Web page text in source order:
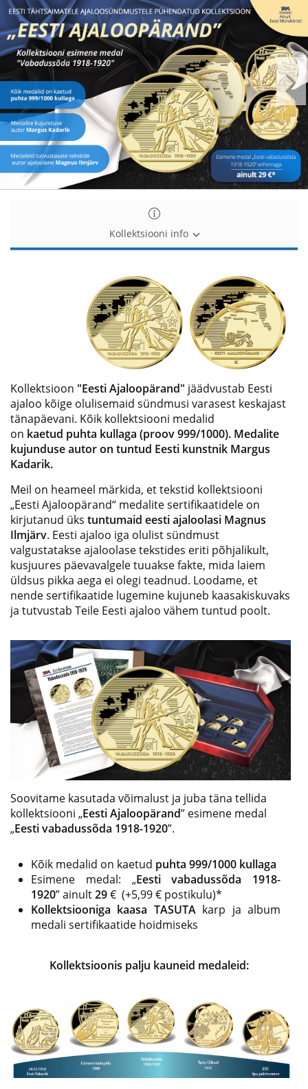
Kollektsiooni info
Kollektsioon "Eesti Ajaloopärand" jäädvustab Eesti
ajaloo kõige olulisemaid sündmusi varasest keskajast
tänapäevani. Kõik kollektsiooni medalid
on kaetud puhta kullaga (proov 999/1000). Medalite
kujunduse autor on tuntud Eesti kunstnik Margus
Kadarik.
Meil on heameel märkida, et tekstid kollektsiooni
„Eesti Ajaloopärand“ medalite sertifikaatidele on
kirjutanud üks tuntumaid eesti ajaloolasi Magnus
Ilmjärv. Eesti ajaloo iga olulist sündmust
valgustatakse ajaloolase tekstides eriti põhjalikult,
kusjuures päevavalgele tuuakse fakte, mida laiem
üldsus pikka aega ei olegi teadnud. Loodame, et
nende sertifikaatide lugemine kujuneb kaasakiskuvaks
ja tutvustab Teile Eesti ajaloo vähem tuntud poolt.
Soovitame kasutada võimalust ja juba täna tellida
kollektsiooni „Eesti Ajaloopärand” esimene medal
„Eesti vabadussõda 1918-1920”.
Kõik medalid on kaetud puhta 999/1000 kullaga
Esimene medal: „Eesti
vabadussõda 1918-
1920”ainult29€ (+5,99 € postikulu)*
Kollektsiooniga kaasa TASUTAkarp ja album
medali sertifikaatide hoidmiseks
Kollektsioonis palju kauneid medaleid: